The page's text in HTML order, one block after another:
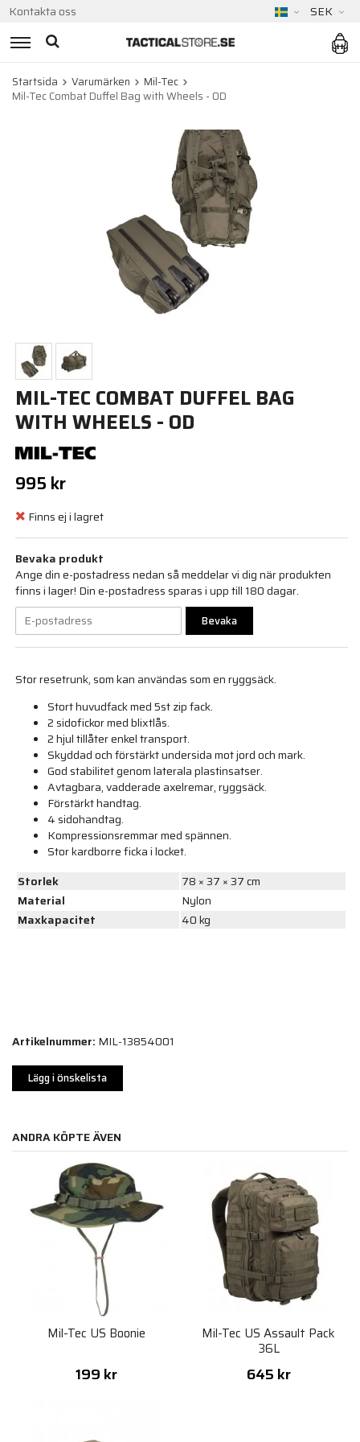
Kontakta oss SEK
Startsida Varumärken
Mil-Tec
Mil-Tec Combat Duffel Bag with Wheels - OD
MIL-TEC COMBAT DUFFEL BAG
WITH WHEELS - OD
995 kr
Finns ej i lagret
Bevaka produkt
Ange din e-postadress nedan så meddelar vi dig när produkten
finns i lager! Din e-postadress sparas i upp till 180 dagar.
Bevaka
Stor resetrunk, som kan användas som en ryggsäck.
Stort huvudfack med 5st zip fack.
2 sidofickor med blixtlås.
2 hjul tillåter enkel transport.
Skyddad och förstärkt undersida mot jord och mark.
God stabilitet genom laterala plastinsatser.
Avtagbara, vadderade axelremar, ryggsäck.
Förstärkt handtag.
4 sidohandtag.
Kompressionsremmar med spännen.
Stor kardborre ficka i locket.
Storlek
78 × 37 × 37 cm
Material
Nylon
Maxkapacitet
40 kg
Artikelnummer: MIL-13854001
Lägg i önskelista
ANDRA KÖPTE ÄVEN
Mil-Tec US Boonie
199 kr
Mil-Tec US Assault Pack
36L
645 kr